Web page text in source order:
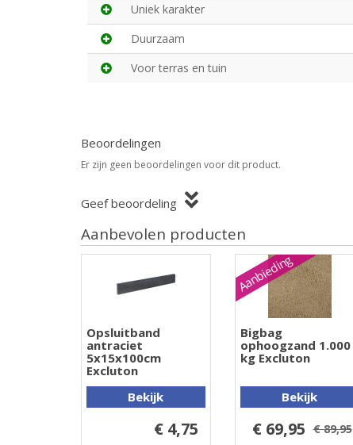
Uniek karakter
Duurzaam
Voor terras en tuin
Beoordelingen
Er zijn geen beoordelingen voor dit product.
Geef beoordeling
Aanbevolen producten
Opsluitband
antraciet
5x15x100cm
Excluton
Bekijk
€ 4,75
Aanbieding
Bigbag
ophoogzand 1.000
kg Excluton
Bekijk
€ 69,95 € 89,95